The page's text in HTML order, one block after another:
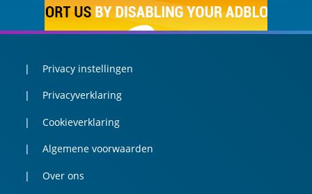
Privacy instellingen
Privacyverklaring
Cookieverklaring
Algemene voorwaarden
Over ons